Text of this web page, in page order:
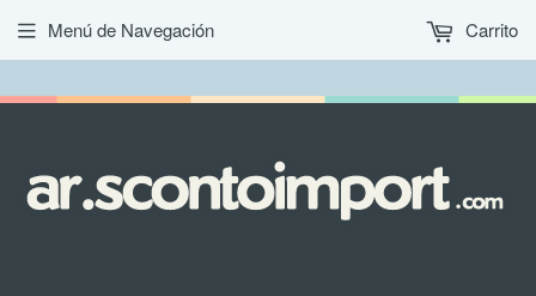
Menú de Navegación Carrito